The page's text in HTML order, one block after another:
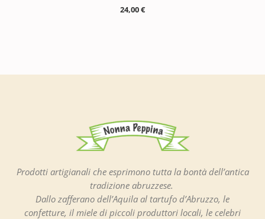
24,00€
Prodotti artigianali che esprimono tutta la bontà dell’antica
tradizione abruzzese.
Dallo zafferano dell’Aquila al tartufo d’Abruzzo, le
confetture, il miele di piccoli produttori locali, le celebri